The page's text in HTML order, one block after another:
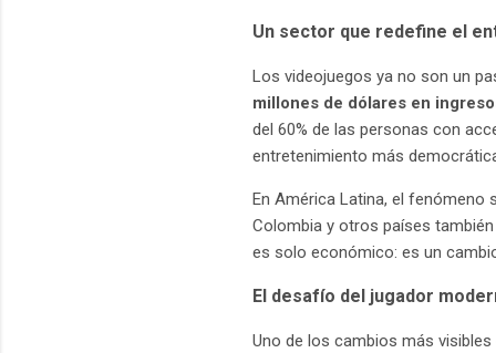
Un sector que redefine el
Los videojuegos ya no son un
millones de dólares en
del 60% de las personas con
entretenimiento más
En América Latina, el fenómeno
Colombia y otros países
es solo económico: es un
El desafío del jugador
Uno de los cambios más